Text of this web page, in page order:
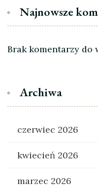
Najnowsze
Brak komentarzy do
Archiwa
czerwiec 2026
kwiecień 2026
marzec 2026